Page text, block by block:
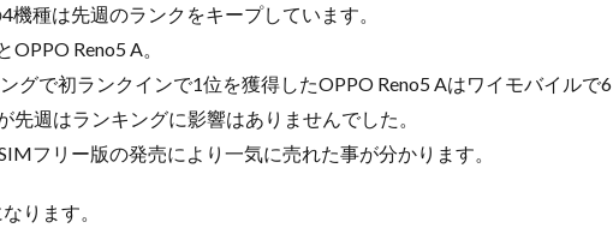
機種は先週のランクをキープしています。
Reno5 A。
グで初ランクインで1位を獲得したOPPO Reno5 Aはワイモバイルで6
先週はランキングに影響はありませんでした。
フリー版の発売により一気に売れた事が分かります。
ります。